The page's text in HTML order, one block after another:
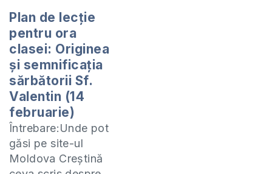
lucru în condițiile în
care omul în mintea
lui libertină a stricat
multe sărbători
frumoase și le-a
transformat în
adevărate momente
ale desfrânărării.
Așa s-a întâmplat și
cu sărbătorea…
Plan de lecţie
pentru ora
clasei: Originea
şi semnificaţia
sărbătorii Sf.
Valentin (14
februarie)
Întrebare:Unde pot
găsi pe site-ul
Moldova Creștină